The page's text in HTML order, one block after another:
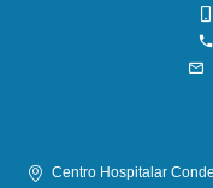
Centro Hospitalar